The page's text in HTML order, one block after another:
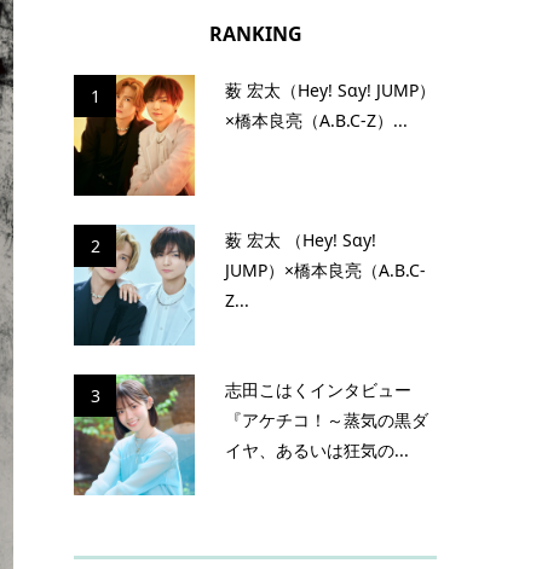
RANKING
1
薮 宏太（Hey! Sɑy! JUMP）
×橋本良亮（A.B.C-Z）...
2
薮 宏太 （Hey! Sɑy!
JUMP）×橋本良亮（A.B.C-
Z...
3
志田こはくインタビュー
『アケチコ！～蒸気の黒ダ
イヤ、あるいは狂気の...